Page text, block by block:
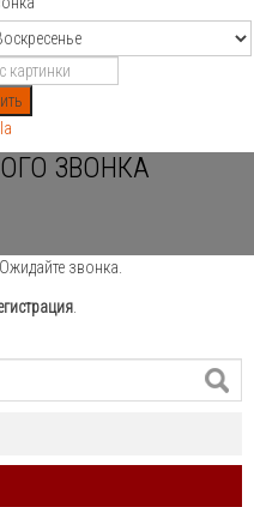
ЗВОНКА
звонка.
.